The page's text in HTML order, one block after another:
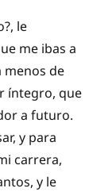
le
me ibas a
menos de
íntegro, que
a futuro.
y para
carrera,
y le